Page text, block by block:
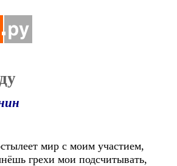
мир с моим участием,
грехи мои подсчитывать,